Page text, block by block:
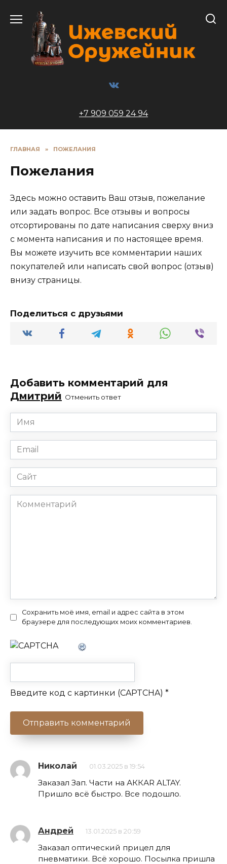
содержанию
+7 909 059 24 94
ГЛАВНАЯ » ПОЖЕЛАНИЯ
Пожелания
Здесь можно оставить Ваш отзыв, пожелание
или задать вопрос. Все отзывы и вопросы
отсортированы по дате написания сверху вниз
с момента написания и по настоящее время.
Вы можете изучить все комментарии наших
покупателей или написать свой вопрос (отзыв)
внизу страницы.
Поделиться с друзьями
Добавить комментарий для
Дмитрий Отменить ответ
Имя
*
Email
*
Сайт
Комментарий
Сохранить моё имя, email и адрес сайта в этом
браузере для последующих моих комментариев.
Введите код с картинки (CAPTCHA) *
Николай 01.03.2025 в 19:54
Заказал Зап. Части на АККАR ALTAY.
Пришло всё быстро. Все подошло.
Андрей 13.01.2025 в 20:59
Заказал оптический прицел для
пневматики. Всё хорошо. Посылка пришла